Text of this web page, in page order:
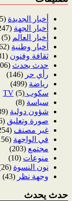
أخبار الجديدة (295)
أخبار الجهة (247)
أخبار العالم (5)
أخبار وطنية (162)
ثقافة وفنون (181)
حدث يحدث (306)
رأي حر (146)
رياضة (499)
سكوب TV (5)
سياسة (8)
شؤون دولية (39)
صورة وتعليق (106)
غير مصنف (254)
في الواجهة (156)
مجتمع (203)
منوعات (10)
نون النسوة (26)
وجهة نظر (43)
حدث يحدث